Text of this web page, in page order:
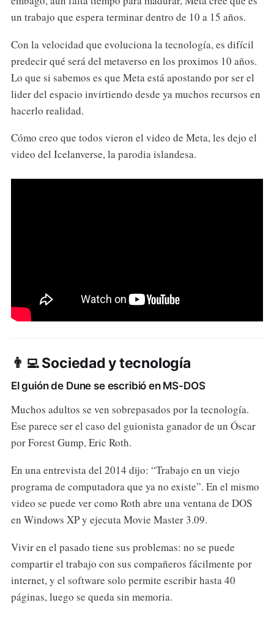
un trabajo que espera terminar dentro de 10 a 15 años.
Con la velocidad que evoluciona la tecnología, es difícil
predecir qué será del metaverso en los proximos 10 años.
Lo que si sabemos es que Meta está apostando por ser el
lider del espacio invirtiendo desde ya muchos recursos en
hacerlo realidad.
Cómo creo que todos vieron el video de Meta, les dejo el
video del Icelanverse, la parodia islandesa.
👨‍💻 Sociedad y tecnología
El guión de Dune se escribió en MS-DOS
Muchos adultos se ven sobrepasados por la tecnología.
Ese parece ser el caso del guionista ganador de un Óscar
por Forest Gump, Eric Roth.
En una entrevista del 2014 dijo: “Trabajo en un viejo
programa de computadora que ya no existe”. En el mismo
video se puede ver como Roth abre una ventana de DOS
en Windows XP y ejecuta Movie Master 3.09.
Vivir en el pasado tiene sus problemas: no se puede
compartir el trabajo con sus compañeros fácilmente por
internet, y el software solo permite escribir hasta 40
páginas, luego se queda sin memoria.